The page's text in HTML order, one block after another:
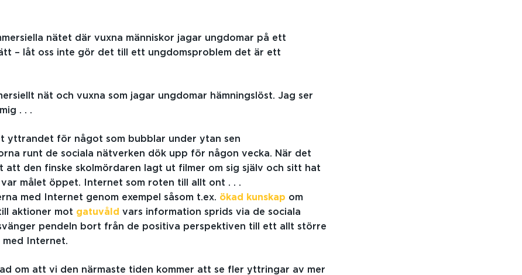
nätet där vuxna människor jagar ungdomar på ett
– låt oss inte gör det till ett ungdomsproblem det är ett
nät och vuxna som jagar ungdomar hämningslöst. Jag ser
. . .
yttrandet för något som bubblar under ytan sen
runt de sociala nätverken dök upp för någon vecka. När det
att den finske skolmördaren lagt ut filmer om sig själv och sitt hat
var målet öppet. Internet som roten till allt ont . . .
med Internet genom exempel såsom t.ex. ökad kunskap om
aktioner mot gatuvåld vars information sprids via de sociala
pendeln bort från de positiva perspektiven till ett allt större
Internet.
om att vi den närmaste tiden kommer att se fler yttringar av mer